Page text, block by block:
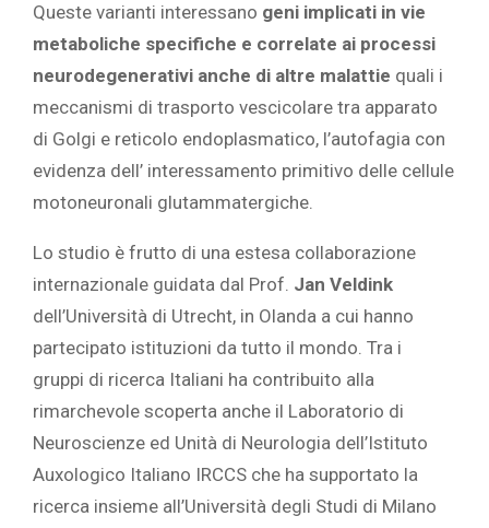
Queste varianti interessano geni implicati in vie
metaboliche specifiche e correlate ai processi
neurodegenerativi anche di altre malattie quali i
meccanismi di trasporto vescicolare tra apparato
di Golgi e reticolo endoplasmatico, l’autofagia con
evidenza dell’ interessamento primitivo delle cellule
motoneuronali glutammatergiche.
Lo studio è frutto di una estesa collaborazione
internazionale guidata dal Prof. Jan Veldink
dell’Università di Utrecht, in Olanda a cui hanno
partecipato istituzioni da tutto il mondo. Tra i
gruppi di ricerca Italiani ha contribuito alla
rimarchevole scoperta anche il Laboratorio di
Neuroscienze ed Unità di Neurologia dell’Istituto
Auxologico Italiano IRCCS che ha supportato la
ricerca insieme all’Università degli Studi di Milano